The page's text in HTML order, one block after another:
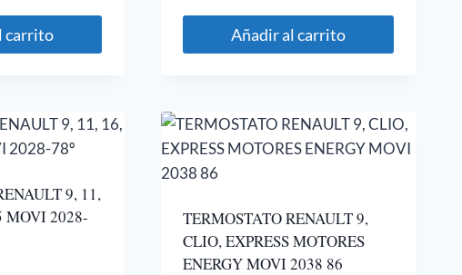
carrito Añadir al carrito
9, 11,
MOVI 2028-
TERMOSTATO RENAULT 9,
CLIO, EXPRESS MOTORES
ENERGY MOVI 2038 86